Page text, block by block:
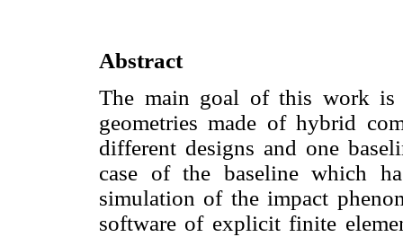
Abstract
The main goal of this work
geometries made of hybrid
different designs and one
case of the baseline which
simulation of the impact
software of explicit finite